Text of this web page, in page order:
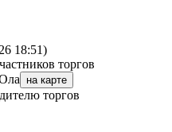
18:51)
торгов
на карте
торгов